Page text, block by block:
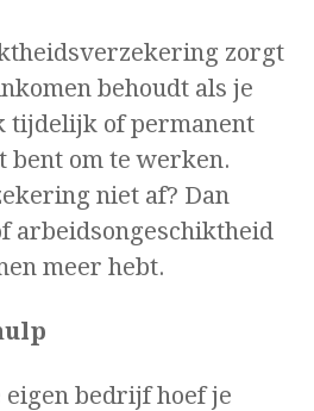
zorgt
behoudt als je
tijdelijk of permanent
bent om te werken.
niet af? Dan
arbeidsongeschiktheid
meer hebt.
bedrijf hoef je